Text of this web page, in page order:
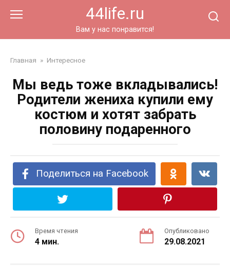
44life.ru
Вам у нас понравится!
Главная » Интересное
Мы ведь тоже вкладывались!
Родители жениха купили ему
костюм и хотят забрать
половину подаренного
Поделиться на Facebook
Время чтения
4 мин.
Опубликовано
29.08.2021